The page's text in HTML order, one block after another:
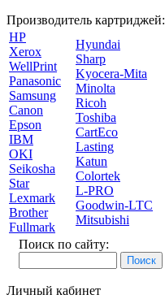
Производитель картриджей:
HP
Xerox
WellPrint
Panasonic
Samsung
Canon
Epson
IBM
OKI
Seikosha
Star
Lexmark
Brother
Fullmark
Hyundai
Sharp
Kyocera-Mita
Minolta
Ricoh
Toshiba
CartEco
Lasting
Katun
Colortek
L-PRO
Goodwin-LTC
Mitsubishi
Поиск по сайту:
Личный кабинет